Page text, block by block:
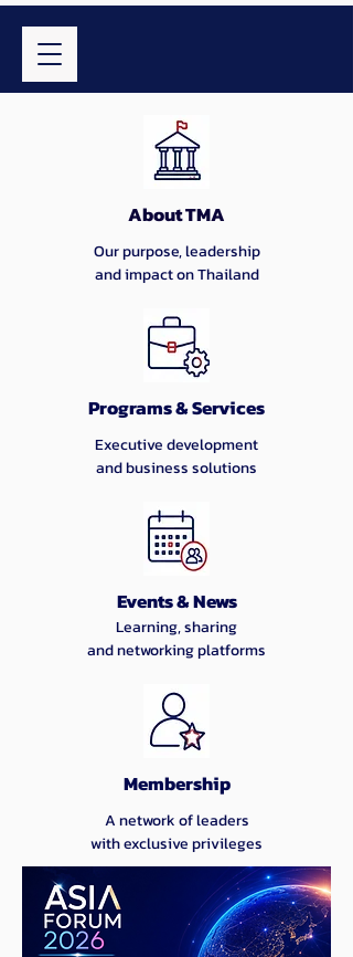
About TMA
Our purpose, leadership
and impact on Thailand
Programs & Services
Executive development
and business solutions
Events & News
Learning, sharing
and networking platforms
Membership
A network of leaders
with exclusive privileges